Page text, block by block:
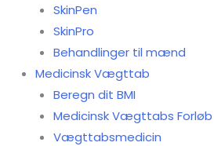
SkinPen
SkinPro
Behandlinger til mænd
Medicinsk Vægttab
Beregn dit BMI
Medicinsk Vægttabs Forløb
Vægttabsmedicin